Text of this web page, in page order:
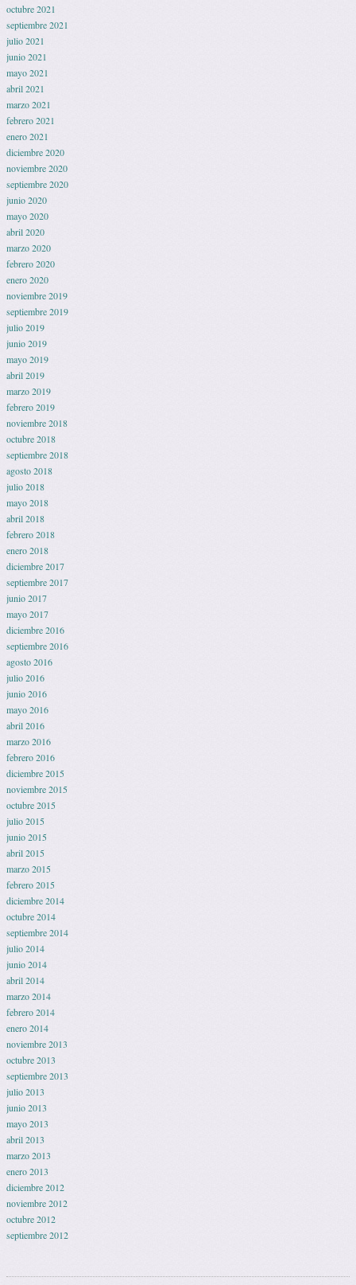
octubre 2021
septiembre 2021
julio 2021
junio 2021
mayo 2021
abril 2021
marzo 2021
febrero 2021
enero 2021
diciembre 2020
noviembre 2020
septiembre 2020
junio 2020
mayo 2020
abril 2020
marzo 2020
febrero 2020
enero 2020
noviembre 2019
septiembre 2019
julio 2019
junio 2019
mayo 2019
abril 2019
marzo 2019
febrero 2019
noviembre 2018
octubre 2018
septiembre 2018
agosto 2018
julio 2018
mayo 2018
abril 2018
febrero 2018
enero 2018
diciembre 2017
septiembre 2017
junio 2017
mayo 2017
diciembre 2016
septiembre 2016
agosto 2016
julio 2016
junio 2016
mayo 2016
abril 2016
marzo 2016
febrero 2016
diciembre 2015
noviembre 2015
octubre 2015
julio 2015
junio 2015
abril 2015
marzo 2015
febrero 2015
diciembre 2014
octubre 2014
septiembre 2014
julio 2014
junio 2014
abril 2014
marzo 2014
febrero 2014
enero 2014
noviembre 2013
octubre 2013
septiembre 2013
julio 2013
junio 2013
mayo 2013
abril 2013
marzo 2013
enero 2013
diciembre 2012
noviembre 2012
octubre 2012
septiembre 2012